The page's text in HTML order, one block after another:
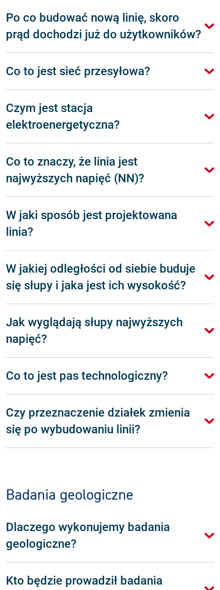
Po co budować nową linię, skoro
prąd dochodzi już do użytkowników?
Co to jest sieć przesyłowa?
Czym jest stacja
elektroenergetyczna?
Co to znaczy, że linia jest
najwyższych napięć (NN)?
W jaki sposób jest projektowana
linia?
W jakiej odległości od siebie buduje
się słupy i jaka jest ich wysokość?
Jak wyglądają słupy najwyższych
napięć?
Co to jest pas technologiczny?
Czy przeznaczenie działek zmienia
się po wybudowaniu linii?
Badania geologiczne
Dlaczego wykonujemy badania
geologiczne?
Kto będzie prowadził badania